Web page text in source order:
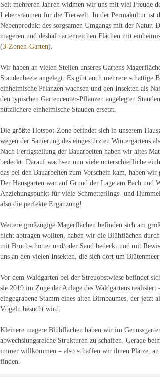
Seit mehreren Jahren widmen wir uns mit viel Freude
Lebensräumen für die Tierwelt. In der Permakultur ist
Nebenprodukt des sorgsamen Umgangs mit der Natur.
mageren und deshalb artenreichen Flächen mit
(3-Zonen-Garten).
Wir haben an vielen Stellen unseres Gartens
Staudenbeete angelegt. Es gibt auch mehrere schattige
einheimische Pflanzen wachsen und den Insekten als
den typischen Gartencenter-Pflanzen angelegten
nützlichere einheimische Stauden ersetzt.
Die größte Hotspot-Zone befindet sich in unserem
wegen der Sanierung des eingestürzten Wintergartens
Nach Fertigstellung der Bauarbeiten haben wir altes
bedeckt. Darauf wachsen nun viele unterschiedliche
das bei den Bauarbeiten zum Vorschein kam, haben
Der Hausgarten war auf Grund der Lage am Bach und
Anziehungspunkt für viele Schmetterlings- und
also die perfekte Ergänzung!
Weitere großzügige Magerflächen befinden sich am
nicht abtragen wollten, haben wir die Blühflächen
mit Bruchschotter und/oder Sand bedeckt und mit
uns an den vielen Insekten, die sich dort um
Vor dem Waldgarten bei der Streuobstwiese befindet
sie 2019 im Zuge der Anlage des Waldgartens
eingegrabene Stamm eines alten Birnbaumes, der jetzt
Vögeln besucht wird.
Kleinere magere Blühflächen haben wir im
abwechslungsreiche Strukturen zu schaffen. Gerade
immer willkommen – also schaffen wir ihnen Plätze,
finden.